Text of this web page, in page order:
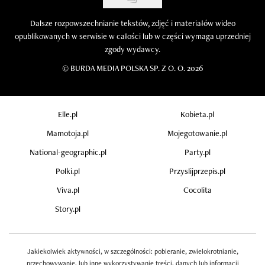
Dalsze rozpowszechnianie tekstów, zdjęć i materiałów wideo
opublikowanych w serwisie w całości lub w części wymaga uprzedniej
zgody wydawcy.
© BURDA MEDIA POLSKA SP. Z O. O. 2026
Elle.pl
Kobieta.pl
Mamotoja.pl
Mojegotowanie.pl
National-geographic.pl
Party.pl
Polki.pl
Przyslijprzepis.pl
Viva.pl
Cocolita
Story.pl
Jakiekolwiek aktywności, w szczególności: pobieranie, zwielokrotnianie,